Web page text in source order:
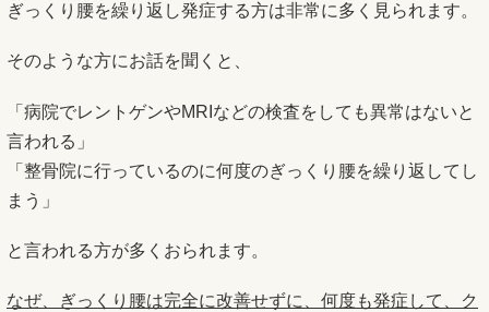
ぎっくり腰を繰り返し発症する方は非常に多く見られます。
そのような方にお話を聞くと、
「病院でレントゲンやMRIなどの検査をしても異常はないと
言われる」
「整骨院に行っているのに何度のぎっくり腰を繰り返してし
まう」
と言われる方が多くおられます。
なぜ、ぎっくり腰は完全に改善せずに、何度も発症して、ク